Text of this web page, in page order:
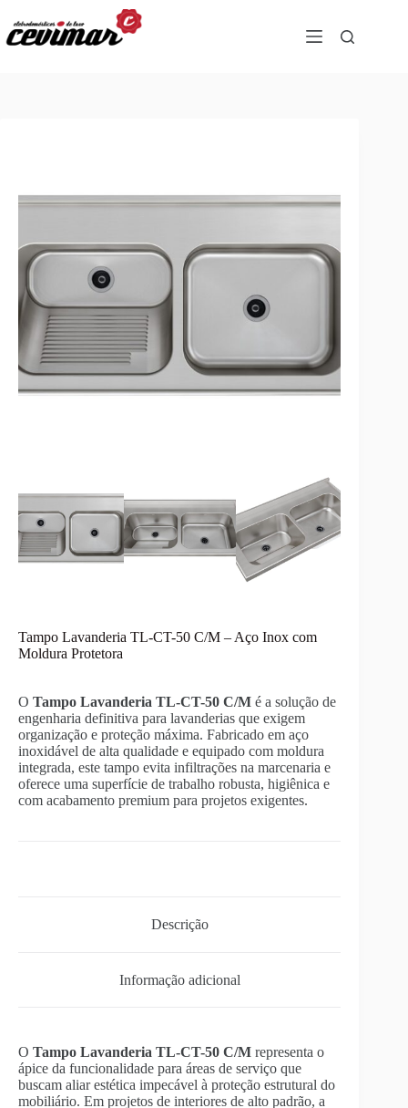
Tampo Lavanderia TL-CT-50 C/M – Aço Inox com
Moldura Protetora
O Tampo Lavanderia TL-CT-50 C/M é a solução de
engenharia definitiva para lavanderias que exigem
organização e proteção máxima. Fabricado em aço
inoxidável de alta qualidade e equipado com moldura
integrada, este tampo evita infiltrações na marcenaria e
oferece uma superfície de trabalho robusta, higiênica e
com acabamento premium para projetos exigentes.
Descrição
Informação adicional
O Tampo Lavanderia TL-CT-50 C/M representa o
ápice da funcionalidade para áreas de serviço que
buscam aliar estética impecável à proteção estrutural do
mobiliário. Em projetos de interiores de alto padrão, a